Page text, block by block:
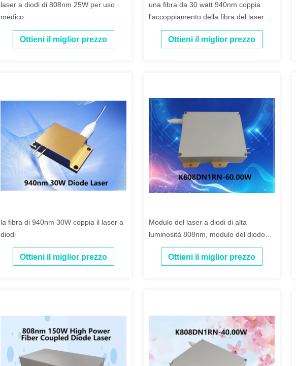
laser a diodi di 808nm 25W per uso
medico
Ottieni il miglior prezzo
una fibra da 30 watt 940nm coppia
l'accoppiamento della fibra del laser a
diodi 105µm con l'alta luminosità
Ottieni il miglior prezzo
la fibra di 940nm 30W coppia il laser a
diodi
Ottieni il miglior prezzo
Modulo del laser a diodi di alta
luminosità 808nm, modulo del diodo
laser 60W di 106.5μm
Ottieni il miglior prezzo